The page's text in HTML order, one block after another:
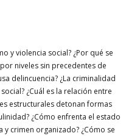
y violencia social? ¿Por qué se
niveles sin precedentes de
delincuencia? ¿La criminalidad
¿Cuál es la relación entre
estructurales detonan formas
¿Cómo enfrenta el estado
crimen organizado? ¿Cómo se